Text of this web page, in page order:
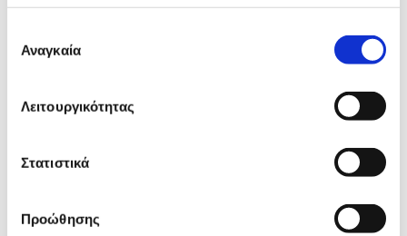
συγκατάθεσης
Αναγκαία
Λειτουργικότητας
Στατιστικά
Προώθησης
παρουσίαση
Αναλυτική παρουσίαση
Προδιαγραφές
Χαρακτηριστικά
Αξιολογήσεις